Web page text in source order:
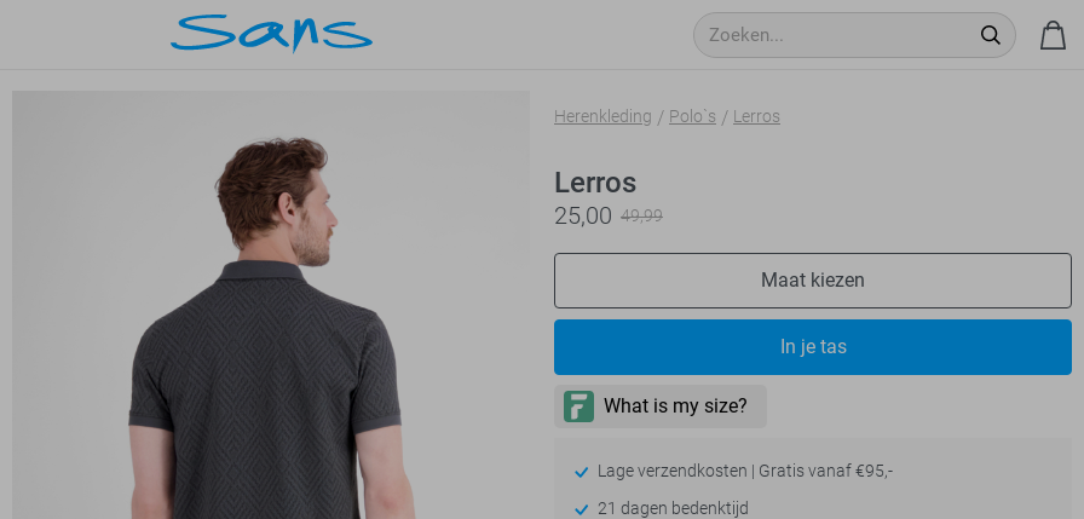
Herenkleding Polo`s Lerros
Lerros
25,00 49,99
Maat kiezen
In je tas
Lage verzendkosten | Gratis vanaf €95,-
21 dagen bedenktijd